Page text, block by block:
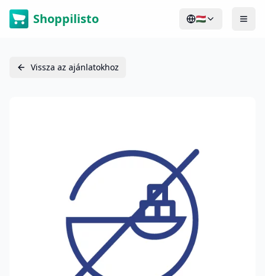
Shoppilisto 🇭🇺
Vissza az ajánlatokhoz